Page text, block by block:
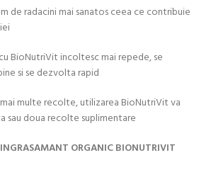
de radacini mai sanatos ceea ce contribuie
BioNutriVit incoltesc mai repede, se
si se dezvolta rapid
multe recolte, utilizarea BioNutriVit va
sau doua recolte suplimentare
ORGANIC BIONUTRIVIT